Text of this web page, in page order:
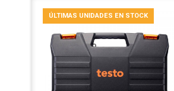
ÚLTIMAS UNIDADES EN STOCK